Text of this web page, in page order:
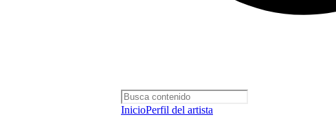
InicioPerfil del artista